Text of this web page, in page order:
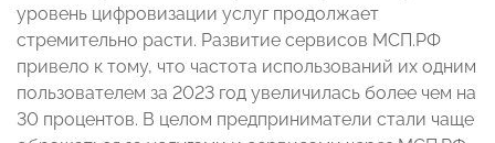
уровень цифровизации услуг продолжает
стремительно расти. Развитие сервисов МСП.РФ
привело к тому, что частота использований их одним
пользователем за 2023 год увеличилась более чем на
30 процентов. В целом предприниматели стали чаще